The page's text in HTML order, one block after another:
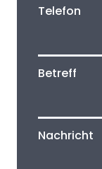
Telefon
Betreff
Nachricht